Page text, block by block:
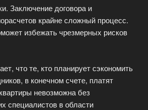
Заключение договора и
крайне сложный процесс.
избежать чрезмерных рисков
что те, кто планирует сэкономить
в конечном счете, платят
невозможна без
специалистов в области